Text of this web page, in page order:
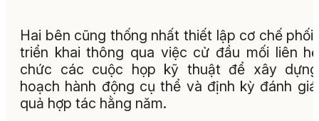
Hai bên cũng thống nhất thiết lập cơ chế phối
triển khai thông qua việc cử đầu mối liên
chức các cuộc họp kỹ thuật để xây
hoạch hành động cụ thể và định kỳ đánh
quả hợp tác hằng năm.